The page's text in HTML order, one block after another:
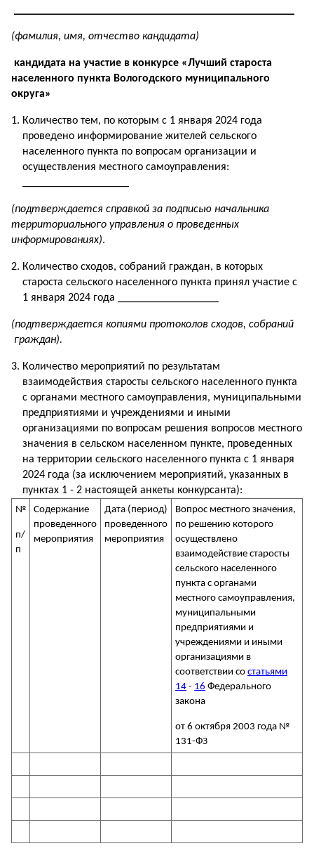
(фамилия, имя, отчество кандидата)
кандидата на участие в конкурсе «Лучший староста
населенного пункта Вологодского муниципального
округа»
Количество тем, по которым с 1 января 2024 года
проведено информирование жителей сельского
населенного пункта по вопросам организации и
осуществления местного самоуправления:
(подтверждается справкой за подписью начальника
территориального управления о проведенных
информированиях).
Количество сходов, собраний граждан, в которых
староста сельского населенного пункта принял участие с
1 января 2024 года __________________
(подтверждается копиями протоколов сходов, собраний
граждан).
Количество мероприятий по результатам
взаимодействия старосты сельского населенного пункта
с органами местного самоуправления, муниципальными
предприятиями и учреждениями и иными
организациями по вопросам решения вопросов местного
значения в сельском населенном пункте, проведенных
на территории сельского населенного пункта с 1 января
2024 года (за исключением мероприятий, указанных в
пунктах 1 - 2 настоящей анкеты конкурсанта):
№
п/
п
Содержание
проведенного
мероприятия
Дата (период)
проведенного
мероприятия
Вопрос местного значения,
по решению которого
осуществлено
взаимодействие старосты
сельского населенного
пункта с органами
местного самоуправления,
муниципальными
предприятиями и
учреждениями и иными
организациями в
соответствии со статьями
14 - 16 Федерального
закона
от 6 октября 2003 года №
131-ФЗ